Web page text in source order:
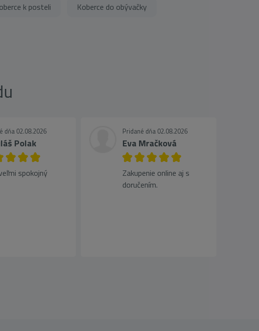
k posteli Koberce do obývačky
dňa 02.08.2026
Polak
spokojný
Pridané dňa 02.08.2026
Eva Mračková
Zakupenie online aj s
doručením.